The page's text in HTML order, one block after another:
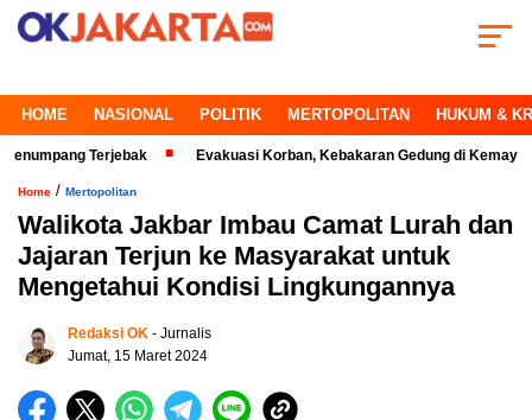
HOME NASIONAL POLITIK MERTOPOLITAN HUKUM &
Terjebak Evakuasi Korban, Kebakaran Gedung di Kemayoran
Home / Mertopolitan
Walikota Jakbar Imbau Camat Lurah dan
Jajaran Terjun ke Masyarakat untuk
Mengetahui Kondisi Lingkungannya
Redaksi OK - Jurnalis
Jumat, 15 Maret 2024